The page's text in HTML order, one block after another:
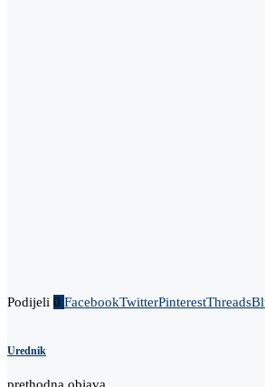
Podijeli 0 FacebookTwitterPinterestThreads
Urednik